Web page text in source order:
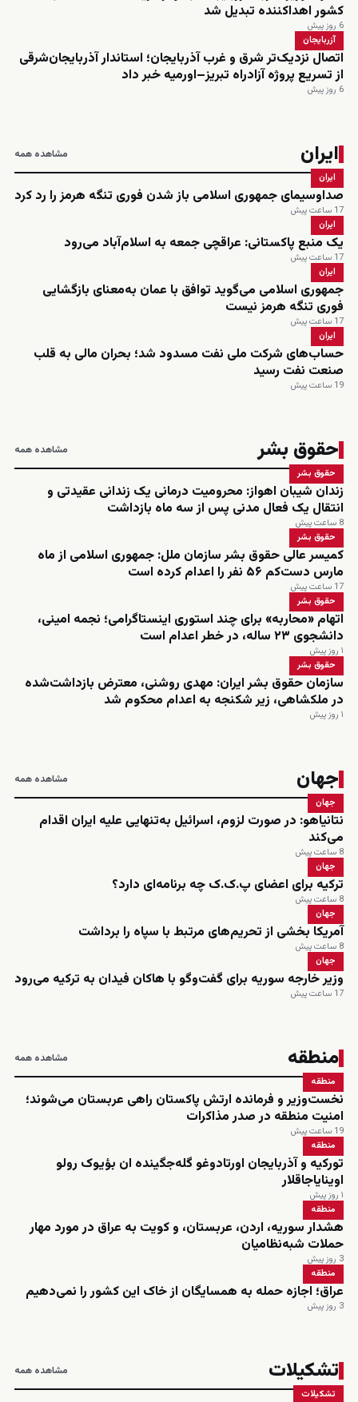
کشور اهداکننده تبدیل شد
6 روز پیش
آزربایجان
اتصال نزدیک‌تر شرق و غرب آذربایجان؛ استاندار آذربایجان‌شرقی
از تسریع پروژه آزادراه تبریز–اورمیه خبر داد
6 روز پیش
ایران مشاهده همه
ایران
صداوسیمای جمهوری اسلامی باز شدن فوری تنگه هرمز را رد کرد
17 ساعت پیش
ایران
یک منبع پاکستانی: عراقچی جمعه به اسلام‌آباد می‌رود
17 ساعت پیش
ایران
جمهوری اسلامی می‌گوید توافق با عمان به‌معنای بازگشایی
فوری تنگه هرمز نیست
17 ساعت پیش
ایران
حساب‌های شرکت ملی نفت مسدود شد؛ بحران مالی به قلب
صنعت نفت رسید
19 ساعت پیش
حقوق بشر مشاهده همه
حقوق بشر
زندان شیبان اهواز: محرومیت درمانی یک زندانی عقیدتی و
انتقال یک فعال مدنی پس از سه ماه بازداشت
8 ساعت پیش
حقوق بشر
کمیسر عالی حقوق بشر سازمان ملل: جمهوری اسلامی از ماه
مارس دست‌کم ۵۶ نفر را اعدام کرده است
17 ساعت پیش
حقوق بشر
اتهام «محاربه» برای چند استوری اینستاگرامی؛ نجمه امینی،
دانشجوی ۲۳ ساله، در خطر اعدام است
۱ روز پیش
حقوق بشر
سازمان حقوق بشر ایران: مهدی روشنی، معترض بازداشت‌شده
در ملکشاهی، زیر شکنجه به اعدام محکوم شد
۱ روز پیش
جهان مشاهده همه
جهان
نتانیاهو: در صورت لزوم، اسرائیل به‌تنهایی علیه ایران اقدام
می‌کند
8 ساعت پیش
جهان
ترکیه برای اعضای پ.ک.ک چه برنامه‌ای دارد؟
8 ساعت پیش
جهان
آمریکا بخشی از تحریم‌های مرتبط با سپاه را برداشت
8 ساعت پیش
جهان
وزیر خارجه سوریه برای گفت‌وگو با هاکان فیدان به ترکیه می‌رود
17 ساعت پیش
منطقه مشاهده همه
منطقه
نخست‌وزیر و فرمانده ارتش پاکستان راهی عربستان می‌شوند؛
امنیت منطقه در صدر مذاکرات
19 ساعت پیش
منطقه
تورکیه و آذربایجان اورتادوغو گله‌جگینده ان بؤیوک رولو
اوینایاجاقلار
۱ روز پیش
منطقه
هشدار سوریه، اردن، عربستان، و کویت به عراق در مورد مهار
حملات شبه‌نظامیان
3 روز پیش
منطقه
عراق؛ اجازه حمله به همسایگان از خاک این کشور را نمی‌دهیم
3 روز پیش
تشکیلات مشاهده همه
تشکیلات